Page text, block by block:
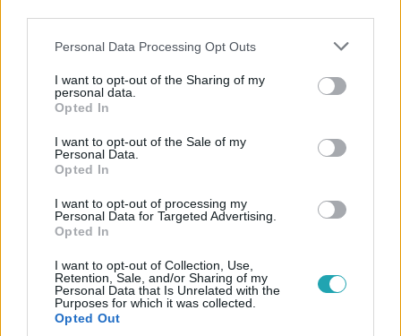
Please note that this website/app uses one or more Google
not limited to your visit or usage behaviour. You may click to
grant or deny consent to Google and its third-party tags to
use your data for below specified purposes in below Google
consent section.
Personal Data Processing Opt Outs
I want to opt-out of the Sharing of my
personal data.
Opted In
I want to opt-out of the Sale of my
Personal Data.
Opted In
I want to opt-out of processing my
Personal Data for Targeted Advertising.
Opted In
I want to opt-out of Collection, Use,
Retention, Sale, and/or Sharing of my
Personal Data that Is Unrelated with the
Purposes for which it was collected.
Opted Out
Népszerű